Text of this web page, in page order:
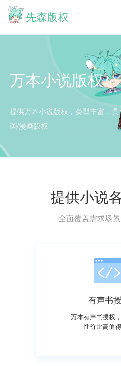
先森版权
万本小说版权
提供万本小说版权，类型丰富，
画/漫画版权
提供小说
全面覆盖需求场
有声书
万本有声书授权
性价比高值